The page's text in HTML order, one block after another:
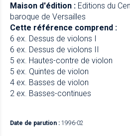
Maison d'édition : Editions du
baroque de Versailles
Cette référence comprend :
6 ex. Dessus de violons I
6 ex. Dessus de violons II
5 ex. Hautes-contre de violon
5 ex. Quintes de violon
4 ex. Basses de violon
2 ex. Basses-continues
Date de parution : 1996-02